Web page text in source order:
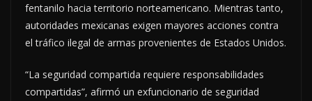
fentanilo hacia territorio norteamericano. Mientras tanto,
autoridades mexicanas exigen mayores acciones contra
el tráfico ilegal de armas provenientes de Estados Unidos.
“La seguridad compartida requiere responsabilidades
compartidas”, afirmó un exfuncionario de seguridad